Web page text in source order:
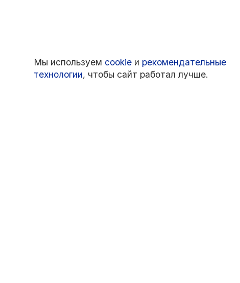
Мы используем cookie и рекомендательные
технологии, чтобы сайт работал лучше.